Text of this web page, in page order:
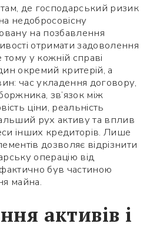
де господарський ризик
недобросовісну
на позбавлення
отримати задоволення
у кожній справі
окремий критерій, а
час укладення договору,
зв’язок між
ціни, реальність
рух активу та вплив
інших кредиторів. Лише
дозволяє відрізнити
операцію від
був частиною
майна.
активів і
потрібні поля